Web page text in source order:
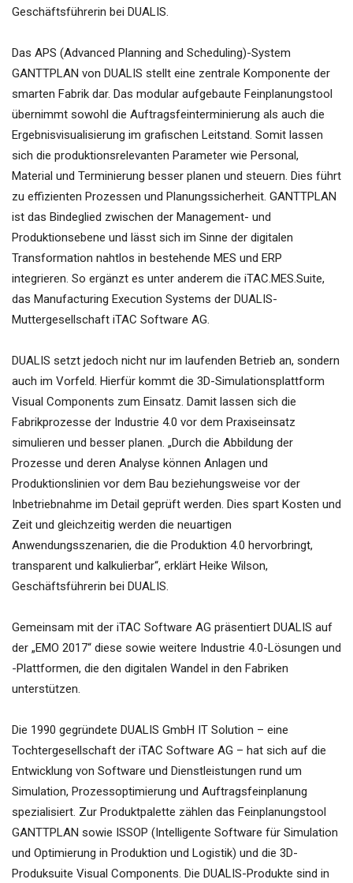
Geschäftsführerin bei DUALIS.
Das APS (Advanced Planning and Scheduling)-System
GANTTPLAN von DUALIS stellt eine zentrale Komponente der
smarten Fabrik dar. Das modular aufgebaute Feinplanungstool
übernimmt sowohl die Auftragsfeinterminierung als auch die
Ergebnisvisualisierung im grafischen Leitstand. Somit lassen
sich die produktionsrelevanten Parameter wie Personal,
Material und Terminierung besser planen und steuern. Dies führt
zu effizienten Prozessen und Planungssicherheit. GANTTPLAN
ist das Bindeglied zwischen der Management- und
Produktionsebene und lässt sich im Sinne der digitalen
Transformation nahtlos in bestehende MES und ERP
integrieren. So ergänzt es unter anderem die iTAC.MES.Suite,
das Manufacturing Execution Systems der DUALIS-
Muttergesellschaft iTAC Software AG.
DUALIS setzt jedoch nicht nur im laufenden Betrieb an, sondern
auch im Vorfeld. Hierfür kommt die 3D-Simulationsplattform
Visual Components zum Einsatz. Damit lassen sich die
Fabrikprozesse der Industrie 4.0 vor dem Praxiseinsatz
simulieren und besser planen. „Durch die Abbildung der
Prozesse und deren Analyse können Anlagen und
Produktionslinien vor dem Bau beziehungsweise vor der
Inbetriebnahme im Detail geprüft werden. Dies spart Kosten und
Zeit und gleichzeitig werden die neuartigen
Anwendungsszenarien, die die Produktion 4.0 hervorbringt,
transparent und kalkulierbar“, erklärt Heike Wilson,
Geschäftsführerin bei DUALIS.
Gemeinsam mit der iTAC Software AG präsentiert DUALIS auf
der „EMO 2017“ diese sowie weitere Industrie 4.0-Lösungen und
-Plattformen, die den digitalen Wandel in den Fabriken
unterstützen.
Die 1990 gegründete DUALIS GmbH IT Solution – eine
Tochtergesellschaft der iTAC Software AG – hat sich auf die
Entwicklung von Software und Dienstleistungen rund um
Simulation, Prozessoptimierung und Auftragsfeinplanung
spezialisiert. Zur Produktpalette zählen das Feinplanungstool
GANTTPLAN sowie ISSOP (Intelligente Software für Simulation
und Optimierung in Produktion und Logistik) und die 3D-
Produksuite Visual Components. Die DUALIS-Produkte sind in